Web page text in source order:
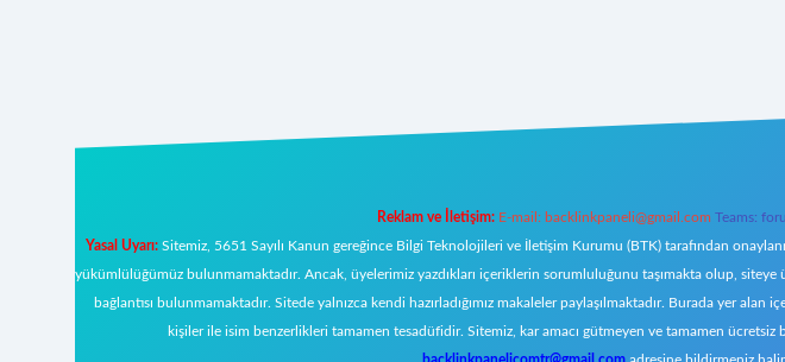
Reklam ve İletişim: E-mail: backlinkpaneli@gmail.com Teams:
Yasal Uyarı:Sitemiz, 5651 Sayılı Kanun gereğince Bilgi Teknolojileri ve İletişim Kurumu (BTK) tarafından
yükümlülüğümüz bulunmamaktadır. Ancak, üyelerimiz yazdıkları içeriklerin sorumluluğunu taşımakta olup,
bağlantısı bulunmamaktadır. Sitede yalnızca kendi hazırladığımız makaleler paylaşılmaktadır. Burada yer
kişiler ile isim benzerlikleri tamamen tesadüfidir. Sitemiz, kar amacı gütmeyen ve tamamen